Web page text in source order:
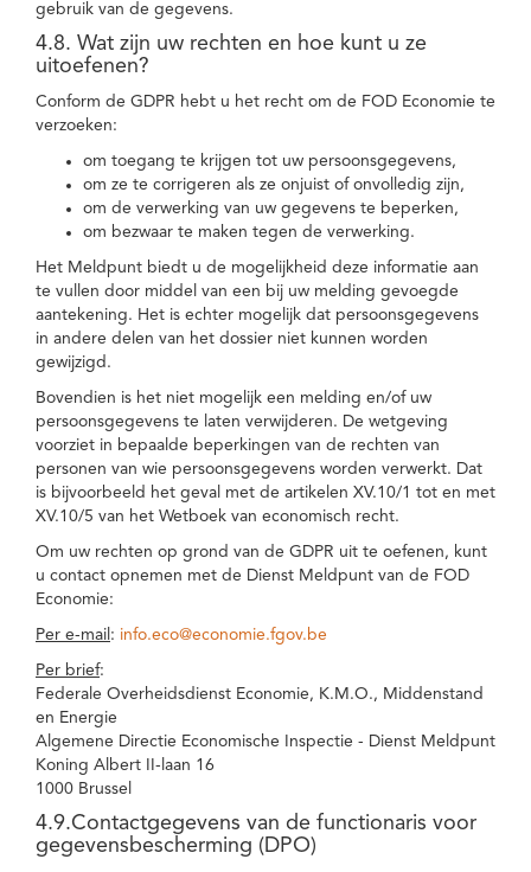
gebruik van de gegevens.
4.8. Wat zijn uw rechten en hoe kunt u ze
uitoefenen?
Conform de GDPR hebt u het recht om de FOD Economie te
verzoeken:
om toegang te krijgen tot uw persoonsgegevens,
om ze te corrigeren als ze onjuist of onvolledig zijn,
om de verwerking van uw gegevens te beperken,
om bezwaar te maken tegen de verwerking.
Het Meldpunt biedt u de mogelijkheid deze informatie aan
te vullen door middel van een bij uw melding gevoegde
aantekening. Het is echter mogelijk dat persoonsgegevens
in andere delen van het dossier niet kunnen worden
gewijzigd.
Bovendien is het niet mogelijk een melding en/of uw
persoonsgegevens te laten verwijderen. De wetgeving
voorziet in bepaalde beperkingen van de rechten van
personen van wie persoonsgegevens worden verwerkt. Dat
is bijvoorbeeld het geval met de artikelen XV.10/1 tot en met
XV.10/5 van het Wetboek van economisch recht.
Om uw rechten op grond van de GDPR uit te oefenen, kunt
u contact opnemen met de Dienst Meldpunt van de FOD
Economie:
Per e-mail : info.eco@economie.fgov.be
Per brief:
Federale Overheidsdienst Economie, K.M.O., Middenstand
en Energie
Algemene Directie Economische Inspectie - Dienst Meldpunt
Koning Albert II-laan 16
1000 Brussel
4.9.Contactgegevens van de functionaris voor
gegevensbescherming (DPO)